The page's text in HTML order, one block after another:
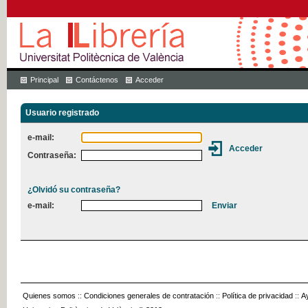
Principal Contáctenos Acceder
Usuario registrado
e-mail:
Contraseña:
¿Olvidó su contraseña?
e-mail:
Quienes somos :: Condiciones generales de contratación :: Política de privacidad ::